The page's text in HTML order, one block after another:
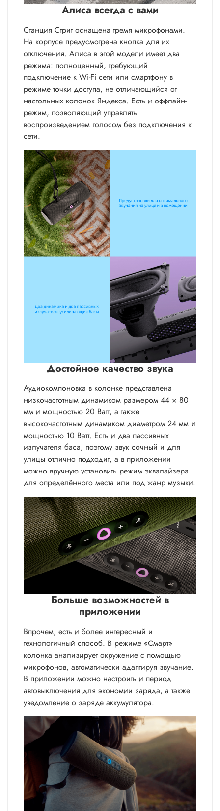
Алиса всегда с вами
Станция Стрит оснащена тремя микрофонами.
На корпусе предусмотрена кнопка для их
отключения. Алиса в этой модели имеет два
режима: полноценный, требующий
подключение к Wi-Fi сети или смартфону в
режиме точки доступа, не отличающийся от
настольных колонок Яндекса. Есть и оффлайн-
режим, позволяющий управлять
воспроизведением голосом без подключения к
сети.
Достойное качество звука
Аудиокомпоновка в колонке представлена
низкочастотным динамиком размером 44 × 80
мм и мощностью 20 Ватт, а также
высокочастотным динамиком диаметром 24 мм и
мощностью 10 Ватт. Есть и два пассивных
излучателя баса, поэтому звук сочный и для
улицы отлично подходит, а в приложении
можно вручную установить режим эквалайзера
для определённого места или под жанр музыки.
Больше возможностей в
приложении
Впрочем, есть и более интересный и
технологичный способ. В режиме «Смарт»
колонка анализирует окружение с помощью
микрофонов, автоматически адаптируя звучание.
В приложении можно настроить и период
автовыключения для экономии заряда, а также
уведомление о заряде аккумулятора.